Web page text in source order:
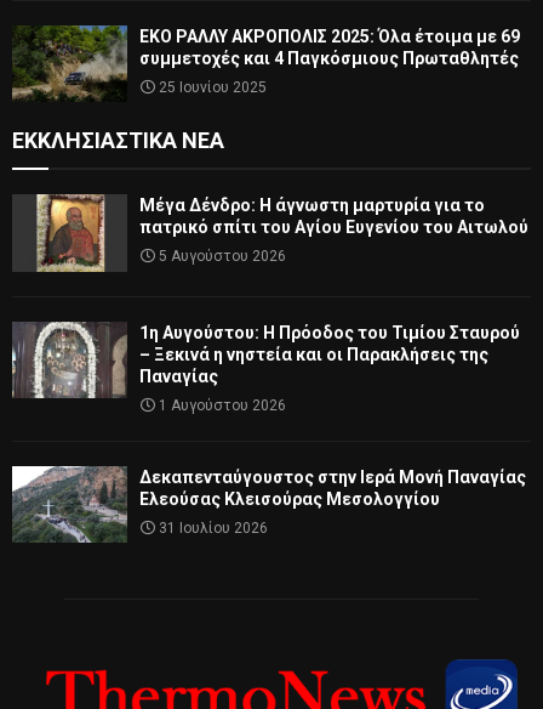
ΕΚΟ ΡΑΛΛΥ ΑΚΡΟΠΟΛΙΣ 2025: Όλα έτοιμα με 69
συμμετοχές και 4 Παγκόσμιους Πρωταθλητές
25 Ιουνίου 2025
ΕΚΚΛΗΣΙΑΣΤΙΚΆ ΝΈΑ
Μέγα Δένδρο: Η άγνωστη μαρτυρία για το
πατρικό σπίτι του Αγίου Ευγενίου του Αιτωλού
5 Αυγούστου 2026
1η Αυγούστου: Η Πρόοδος του Τιμίου Σταυρού
– Ξεκινά η νηστεία και οι Παρακλήσεις της
Παναγίας
1 Αυγούστου 2026
Δεκαπενταύγουστος στην Ιερά Μονή Παναγίας
Ελεούσας Κλεισούρας Μεσολογγίου
31 Ιουλίου 2026